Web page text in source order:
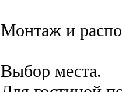
Монтаж и
Выбор места.